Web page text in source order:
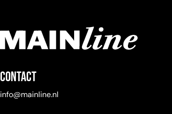
Contact
info@mainline.nl